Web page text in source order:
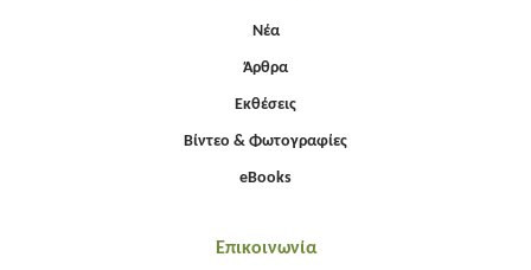
Νέα
Άρθρα
Εκθέσεις
Βίντεο & Φωτογραφίες
eBooks
Επικοινωνία